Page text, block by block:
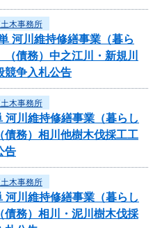
木事務所
河川維持修繕事業（暮ら
債務）中之江川・新規川
競争入札公告
木事務所
河川維持修繕事業（暮らし
務）相川他樹木伐採工工
告
木事務所
河川維持修繕事業（暮らし
務）相川・泥川樹木伐採